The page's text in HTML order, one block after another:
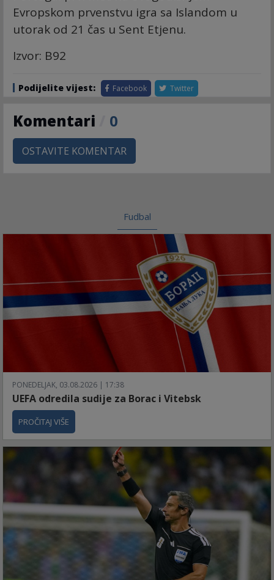
Evropskom prvenstvu igra sa Islandom u
utorak od 21 čas u Sent Etjenu.
Izvor: B92
Podijelite vijest: Facebook Twitter
Komentari 0
OSTAVITE KOMENTAR
Fudbal
PONEDELJAK, 03.08.2026 | 17:38
UEFA odredila sudije za Borac i Vitebsk
PROČITAJ VIŠE